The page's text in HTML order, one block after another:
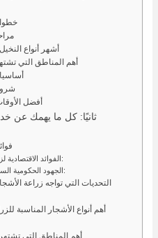
مراحل زراعة النخيل في السعودية
أشهر أنواع
أهم المناطق التي
أفضل
ثانيًا: كل ما يهمك عن
الفوائد الاقتصادية لزراعة الأشجار في السعودية:
الجهود الحكومية السعودية لزيادة زراعة الأشجار:
التحديات التي تواجه زراعة
أهم أنواع الأشجار المناسبة